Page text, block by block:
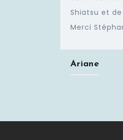
Shiatsu et
Merci
Ariane